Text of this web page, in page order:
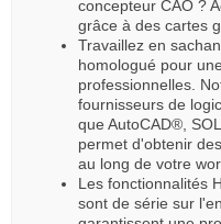
concepteur CAO ?
grâce à des cartes
Travaillez en
homologué pour
professionnelles.
fournisseurs de
que AutoCAD®,
permet d'obtenir
au long de votre
Les fonctionnalités
sont de série sur